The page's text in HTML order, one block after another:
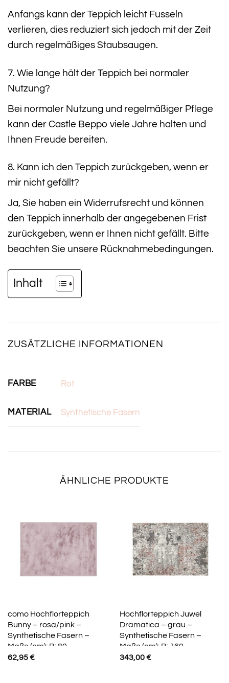
Anfangs kann der Teppich leicht Fusseln
verlieren, dies reduziert sich jedoch mit der Zeit
durch regelmäßiges Staubsaugen.
7. Wie lange hält der Teppich bei normaler
Nutzung?
Bei normaler Nutzung und regelmäßiger Pflege
kann der Castle Beppo viele Jahre halten und
Ihnen Freude bereiten.
8. Kann ich den Teppich zurückgeben, wenn er
mir nicht gefällt?
Ja, Sie haben ein Widerrufsrecht und können
den Teppich innerhalb der angegebenen Frist
zurückgeben, wenn er Ihnen nicht gefällt. Bitte
beachten Sie unsere Rücknahmebedingungen.
Inhalt
ZUSÄTZLICHE INFORMATIONEN
FARBE Rot
MATERIAL Synthetische Fasern
ÄHNLICHE PRODUKTE
como Hochflorteppich
Bunny – rosa/pink –
Synthetische Fasern –
Maße (cm): B: 80
62,95€
Hochflorteppich Juwel
Dramatica – grau –
Synthetische Fasern –
Maße (cm): B: 160
343,00€